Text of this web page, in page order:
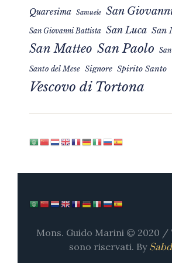
Quaresima Samuele San
San Giovanni Battista San Luca San
San Matteo San Paolo
Santo del Mese Signore Spirito Santo
Vescovo di Tortona
Mons. Guido Marini © 2020
sono riservati. By